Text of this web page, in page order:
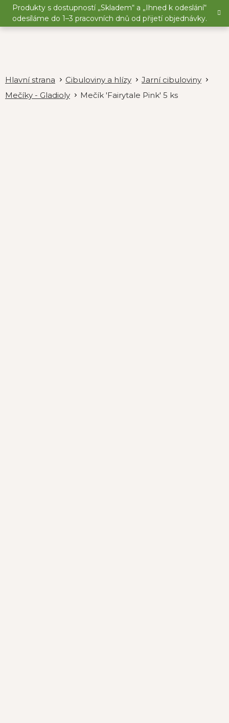
Přejít
obsah
Produkty s dostupností „Skladem“ a „Ihned k odeslání“
odesíláme do 1–3 pracovních dnů od přijetí objednávky.
Cibuloviny a hlízy
Jarní cibuloviny
Mečíky - Gladioly
Mečík 'Fairytale Pink' 5 ks